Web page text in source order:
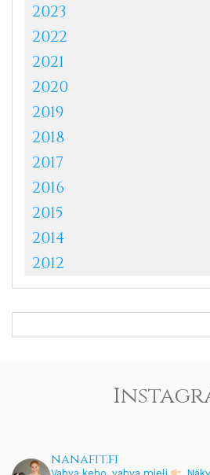
2023
2022
2021
2020
2019
2018
2017
2016
2015
2014
2012
nanafit.fi